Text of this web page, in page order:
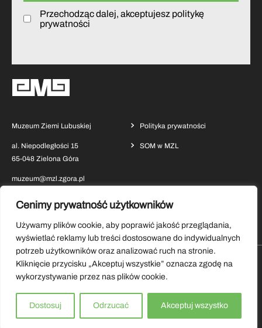
Cenimy prywatność użytkowników
Używamy plików cookie, aby poprawić jakość przeglądania,
wyświetlać reklamy lub treści dostosowane do indywidualnych
potrzeb użytkowników oraz analizować ruch na stronie.
Kliknięcie przycisku „Akceptuj wszystkie” oznacza zgodę na
wykorzystywanie przez nas plików cookie.
Dostosuj Odrzucać Akceptuj wszystko
Przechodząc dalej, akceptujesz politykę
prywatności
Muzeum Ziemi Lubuskiej
al. Niepodległości 15
65-048 Zielona Góra
muzeum@mzl.zgora.pl
Polityka prywatności
SOM w MZL
Wszystkie prawa zastrzeżone.
Pobierz aplikację Muzeum Ziemi Lubuskiej